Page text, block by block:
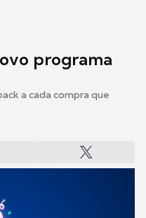
programa
a cada compra que